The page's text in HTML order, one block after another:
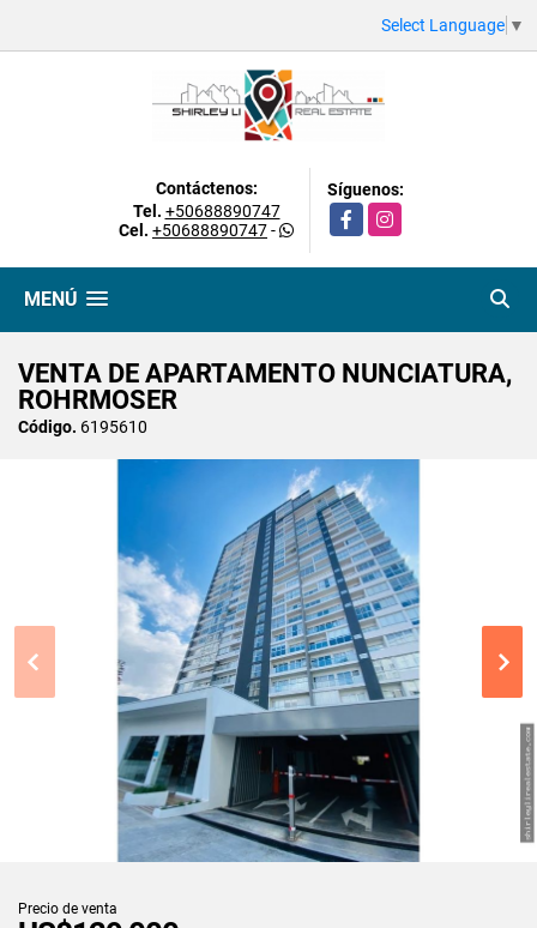
Select Language ▼
Contáctenos:
Tel. +50688890747
Cel. +50688890747-
Síguenos:
FacebookInstagram
MENÚ
VENTA DE APARTAMENTO NUNCIATURA,
ROHRMOSER
Código. 6195610
Precio de venta